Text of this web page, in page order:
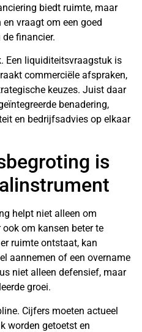
biedt ruimte, maar
vraagt om een goed
financier.
Een liquiditeitsvraagstuk is
commerciële afspraken,
keuzes. Juist daar
benadering,
en bedrijfsadvies op elkaar
is
helpt niet alleen om
om kansen beter te
ruimte ontstaat, kan
aannemen of een overname
niet alleen defensief, maar
groei.
Cijfers moeten actueel
worden getoetst en